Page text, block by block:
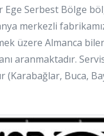
Ege Serbest Bölge
merkezli
üzere Almanca
aranmaktadır.
(Karabağlar, Buca,